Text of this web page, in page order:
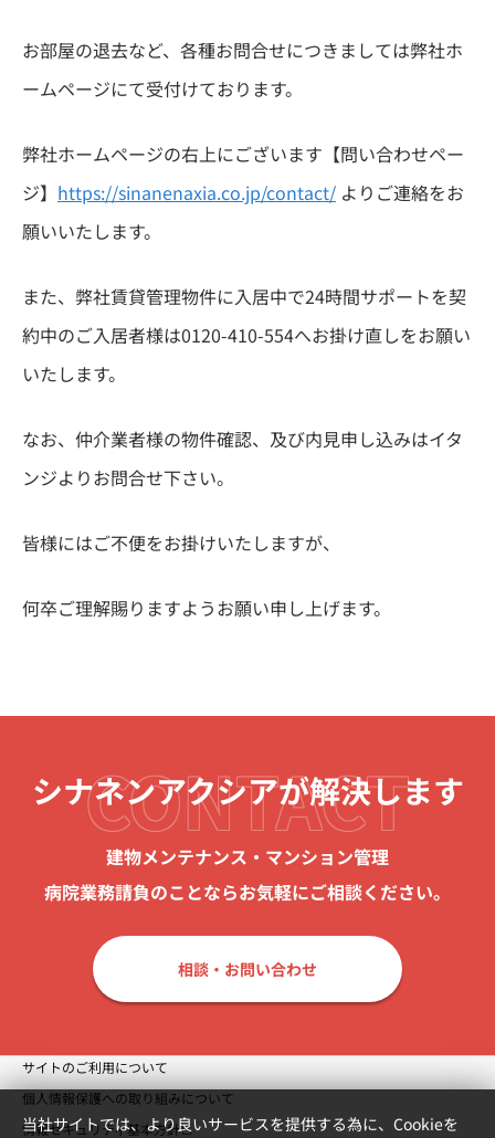
お部屋の退去など、各種お問合せにつきましては弊社ホ
ームページにて受付けております。
弊社ホームページの右上にございます【問い合わせペー
ジ】 https://sinanenaxia.co.jp/contact/ よりご連絡をお
願いいたします。
また、弊社賃貸管理物件に入居中で24時間サポートを契
約中のご入居者様は0120-410-554へお掛け直しをお願い
いたします。
なお、仲介業者様の物件確認、及び内見申し込みはイタ
ンジよりお問合せ下さい。
皆様にはご不便をお掛けいたしますが、
何卒ご理解賜りますようお願い申し上げます。
CONTACT
シナネンアクシアが解決します
建物メンテナンス・マンション管理
病院業務請負のことならお気軽にご相談ください。
相談・お問い合わせ
サイトのご利用について
個人情報保護への取り組みについて
情報セキュリティ基本方針
当社サイトでは、より良いサービスを提供する為に、Cookieを